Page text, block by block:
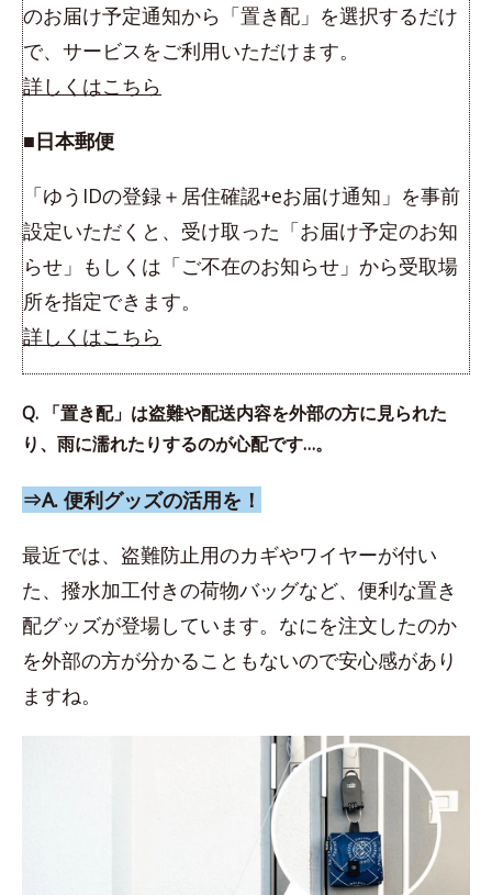
のお届け予定通知から「置き配」を選択するだけ
で、サービスをご利用いただけます。
詳しくはこちら
■日本郵便
「ゆうIDの登録＋居住確認+eお届け通知」を事前
設定いただくと、受け取った「お届け予定のお知
らせ」もしくは「ご不在のお知らせ」から受取場
所を指定できます。
詳しくはこちら
Q. 「置き配」は盗難や配送内容を外部の方に見られた
り、雨に濡れたりするのが心配です…。
⇒A. 便利グッズの活用を！
最近では、盗難防止用のカギやワイヤーが付い
た、撥水加工付きの荷物バッグなど、便利な置き
配グッズが登場しています。なにを注文したのか
を外部の方が分かることもないので安心感があり
ますね。